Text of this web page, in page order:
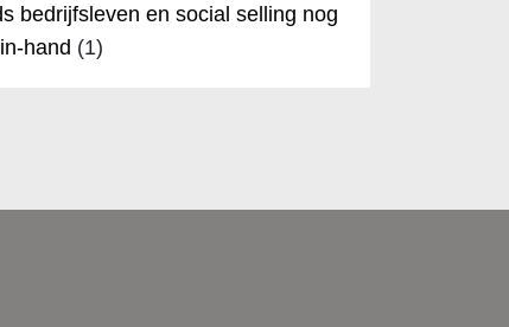
bedrijfsleven en social selling nog
hand (1)